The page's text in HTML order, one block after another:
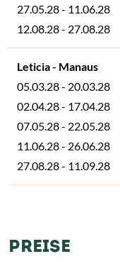
27.05.28 - 11.06.28
12.08.28 - 27.08.28
05.03.28 - 20.03.28
02.04.28 - 17.04.28
07.05.28 - 22.05.28
11.06.28 - 26.06.28
27.08.28 - 11.09.28
PREISE